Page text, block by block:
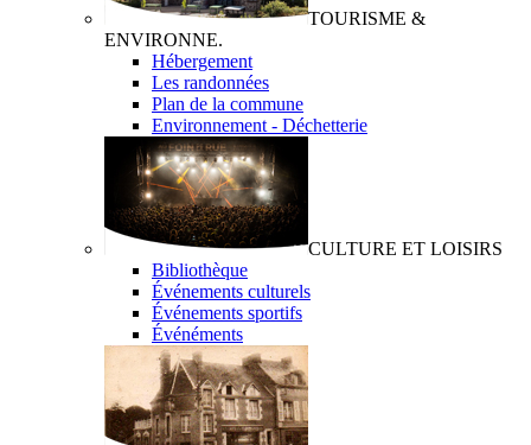
TOURISME &
ENVIRONNE.
Hébergement
Les randonnées
Plan de la commune
Environnement - Déchetterie
CULTURE ET LOISIRS
Bibliothèque
Événements culturels
Événements sportifs
Événéments